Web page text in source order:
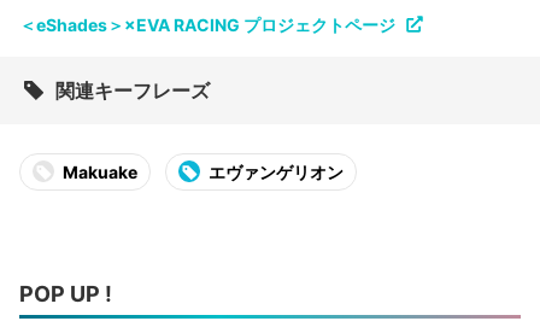
＜eShades＞×EVA RACING プロジェクトページ
関連キーフレーズ
Makuake エヴァンゲリオン
POP UP !